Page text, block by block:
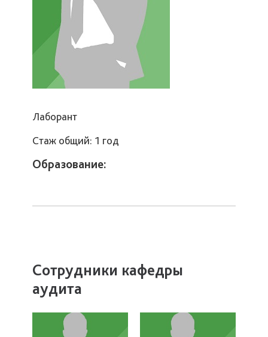
Лаборант
Стаж общий: 1 год
Образование:
Сотрудники кафедры
аудита